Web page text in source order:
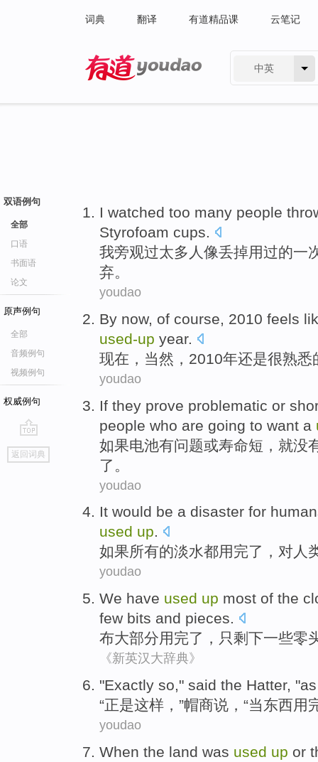
词典 翻译 有道精品课 云笔记
中英
双语例句
全部
口语
书面语
论文
原声例句
全部
音频例句
视频例句
权威例句
go
top
返回词典
I watched too many people
Styrofoam cups.
我旁观过太多 人像丢掉用过的一
弃。
youdao
By now, of course, 2010 feels
used-up year.
现在 ， 当然 ，2010年还是很熟悉
youdao
If they prove problematic or
people who are going to want a
如果电池有问题或寿命短 ，就没
了。
youdao
It would be a disaster for
used up.
如果所有的淡水都用完了 ， 对人
youdao
We have used up most of the
few bits and pieces.
布大部分用完了 ，只 剩下一些零
《新英汉大辞典》
"Exactly so," said the Hatter, "as
“正是这样 ，”帽商说 ，“当东西用
youdao
When the land was used up or